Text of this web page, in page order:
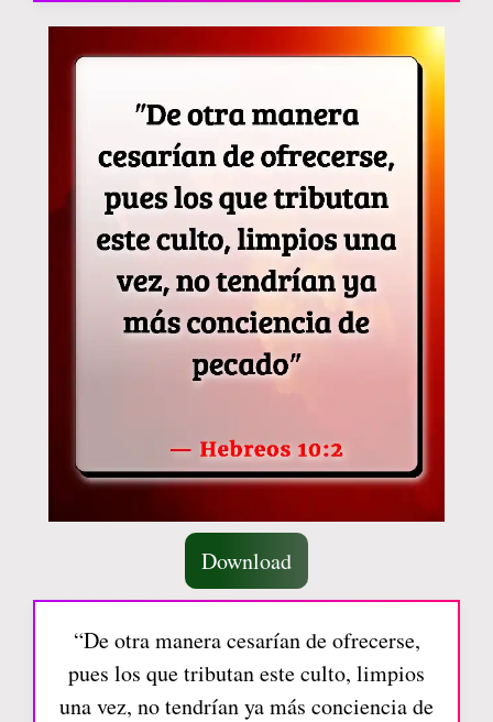
Download
“De otra manera cesarían de ofrecerse,
pues los que tributan este culto, limpios
una vez, no tendrían ya más conciencia de